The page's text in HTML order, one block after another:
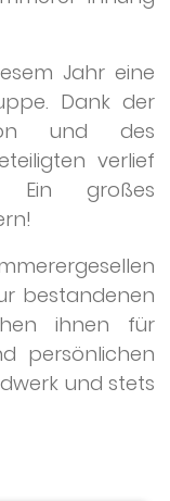
Jahr eine
Dank der
und des
verlief
Ein großes
bestandenen
ihnen für
persönlichen
und stets